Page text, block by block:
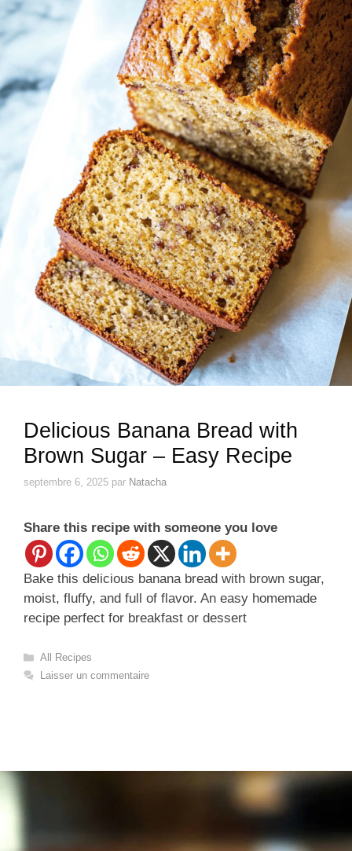
Delicious Banana Bread with
Brown Sugar – Easy Recipe
septembre 6, 2025 par Natacha
Share this recipe with someone you love
Bake this delicious banana bread with brown sugar,
moist, fluffy, and full of flavor. An easy homemade
recipe perfect for breakfast or dessert
Catégories
All Recipes
Laisser un commentaire